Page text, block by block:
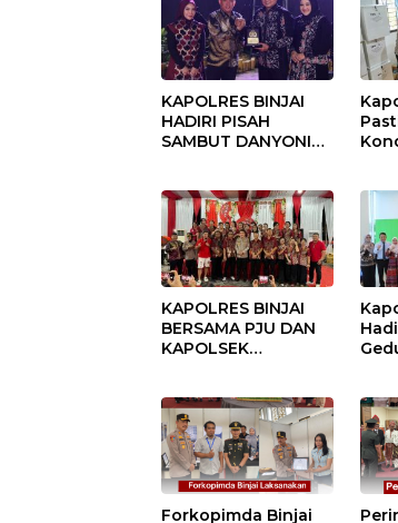
KAPOLRES BINJAI
HADIRI PISAH
SAMBUT DANYONIF
POLRI
KAPOLRES BINJAI
BERSAMA PJU DAN
KAPOLSEK
BINJAI
Forkopimda Binjai